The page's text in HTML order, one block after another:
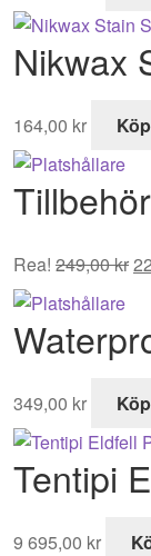
Nikwax
164,00 kr
Rea! 249,00kr
349,00 kr
Tentipi
9 695,00 kr